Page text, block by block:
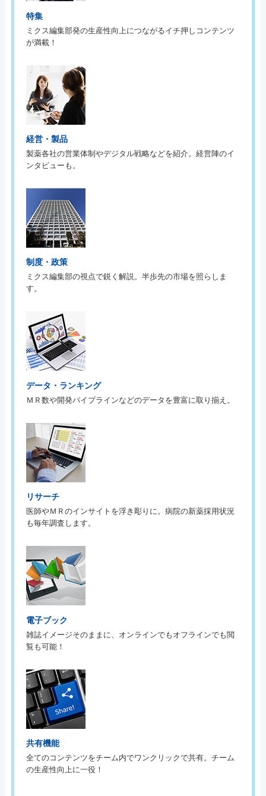
特集
ミクス編集部発の生産性向上につながるイチ押しコンテンツ
が満載！
経営・製品
製薬各社の営業体制やデジタル戦略などを紹介。経営陣のイ
ンタビューも。
制度・政策
ミクス編集部の視点で鋭く解説。半歩先の市場を照らしま
す。
データ・ランキング
ＭＲ数や開発パイプラインなどのデータを豊富に取り揃え。
リサーチ
医師やＭＲのインサイトを浮き彫りに。病院の新薬採用状況
も毎年調査します。
電子ブック
雑誌イメージそのままに、オンラインでもオフラインでも閲
覧も可能！
共有機能
全てのコンテンツをチーム内でワンクリックで共有。チーム
の生産性向上に一役！